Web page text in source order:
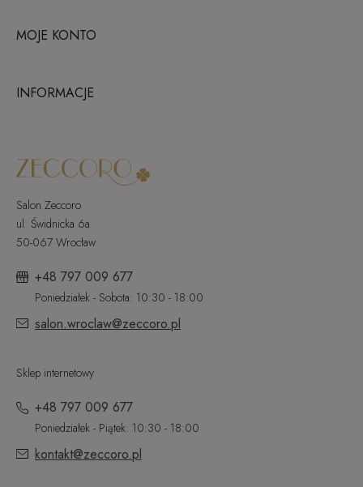
MOJE KONTO
INFORMACJE
Salon Zeccoro
ul. Świdnicka 6a
50-067 Wrocław
+48 797 009 677
Poniedziałek - Sobota: 10:30 - 18:00
salon.wroclaw@zeccoro.pl
Sklep internetowy
+48 797 009 677
Poniedziałek - Piątek: 10:30 - 18:00
kontakt@zeccoro.pl